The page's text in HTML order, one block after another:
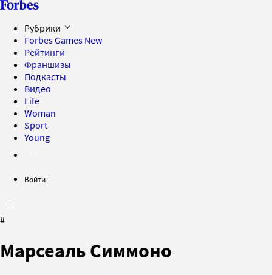
Рубрики
Forbes Games New
Рейтинги
Франшизы
Подкасты
Видео
Life
Woman
Sport
Young
Войти
#
Марсеаль Симмоно